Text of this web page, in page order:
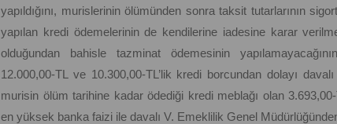
yapıldığını, murislerinin ölümünden sonra taksit tutarlarının
yapılan kredi ödemelerinin de kendilerine iadesine karar
olduğundan bahisle tazminat ödemesinin
12.000,00-TL ve 10.300,00-TL’lik kredi borcundan dolayı
murisin ölüm tarihine kadar ödediği kredi meblağı olan
en yüksek banka faizi ile davalı V. Emeklilik Genel